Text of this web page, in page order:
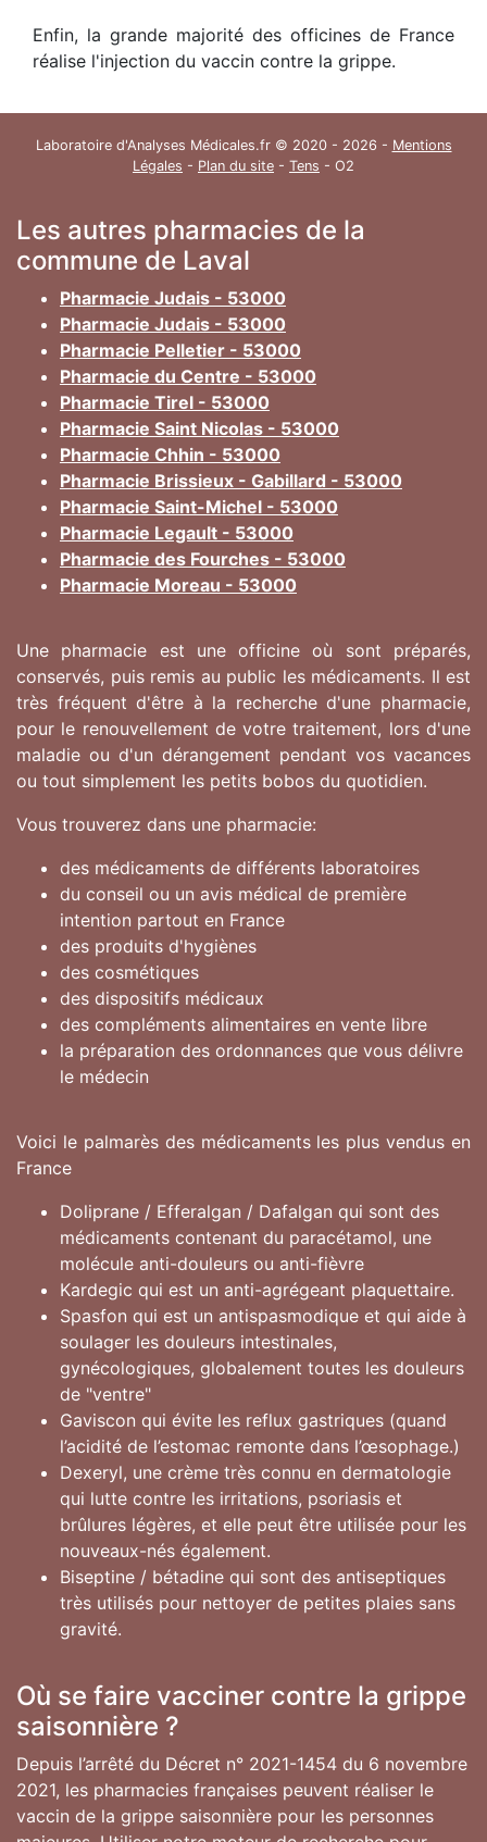
Enfin, la grande majorité des officines de France
réalise l'injection du vaccin contre la grippe.
Laboratoire d'Analyses Médicales.fr © 2020 - 2026 - Mentions
Légales - Plan du site - Tens - O2
Les autres pharmacies de la
commune de Laval
Pharmacie Judais - 53000
Pharmacie Judais - 53000
Pharmacie Pelletier - 53000
Pharmacie du Centre - 53000
Pharmacie Tirel - 53000
Pharmacie Saint Nicolas - 53000
Pharmacie Chhin - 53000
Pharmacie Brissieux - Gabillard - 53000
Pharmacie Saint-Michel - 53000
Pharmacie Legault - 53000
Pharmacie des Fourches - 53000
Pharmacie Moreau - 53000
Une pharmacie est une officine où sont préparés,
conservés, puis remis au public les médicaments. Il est
très fréquent d'être à la recherche d'une pharmacie,
pour le renouvellement de votre traitement, lors d'une
maladie ou d'un dérangement pendant vos vacances
ou tout simplement les petits bobos du quotidien.
Vous trouverez dans une pharmacie:
des médicaments de différents laboratoires
du conseil ou un avis médical de première
intention partout en France
des produits d'hygiènes
des cosmétiques
des dispositifs médicaux
des compléments alimentaires en vente libre
la préparation des ordonnances que vous délivre
le médecin
Voici le palmarès des médicaments les plus vendus en
France
Doliprane / Efferalgan / Dafalgan qui sont des
médicaments contenant du paracétamol, une
molécule anti-douleurs ou anti-fièvre
Kardegic qui est un anti-agrégeant plaquettaire.
Spasfon qui est un antispasmodique et qui aide à
soulager les douleurs intestinales,
gynécologiques, globalement toutes les douleurs
de "ventre"
Gaviscon qui évite les reflux gastriques (quand
l’acidité de l’estomac remonte dans l’œsophage.)
Dexeryl, une crème très connu en dermatologie
qui lutte contre les irritations, psoriasis et
brûlures légères, et elle peut être utilisée pour les
nouveaux-nés également.
Biseptine / bétadine qui sont des antiseptiques
très utilisés pour nettoyer de petites plaies sans
gravité.
Où se faire vacciner contre la grippe
saisonnière ?
Depuis l’arrêté du Décret n° 2021-1454 du 6 novembre
2021, les pharmacies françaises peuvent réaliser le
vaccin de la grippe saisonnière pour les personnes